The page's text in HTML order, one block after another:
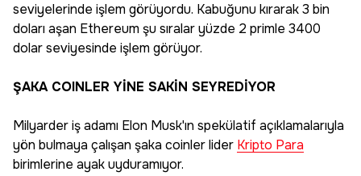
seviyelerinde işlem görüyordu. Kabuğunu kırarak 3 bin
doları aşan Ethereum şu sıralar yüzde 2 primle 3400
dolar seviyesinde işlem görüyor.
ŞAKA COINLER YİNE SAKİN SEYREDİYOR
Milyarder iş adamı Elon Musk'ın spekülatif açıklamalarıyla
yön bulmaya çalışan şaka coinler lider Kripto Para
birimlerine ayak uyduramıyor.